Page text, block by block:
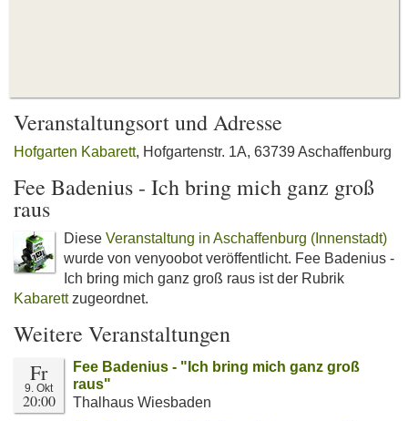
Veranstaltungsort und Adresse
Hofgarten Kabarett, Hofgartenstr. 1A, 63739 Aschaffenburg
Fee Badenius - Ich bring mich ganz groß
raus
Diese Veranstaltung in Aschaffenburg (Innenstadt)
wurde von venyoobot veröffentlicht. Fee Badenius -
Ich bring mich ganz groß raus ist der Rubrik
Kabarettzugeordnet.
Weitere Veranstaltungen
Fr
9. Okt
20:00
Fee Badenius - "Ich bring mich ganz groß
raus"
Thalhaus Wiesbaden